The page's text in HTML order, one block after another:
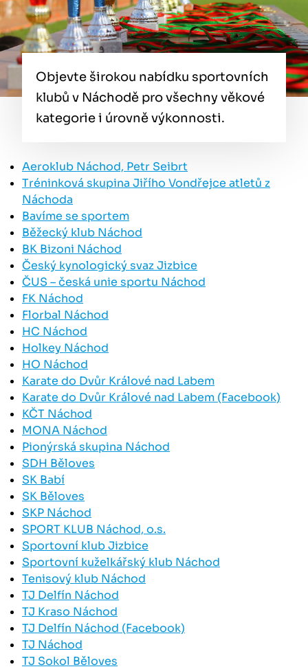
Objevte širokou nabídku sportovních
klubů v Náchodě pro všechny věkové
kategorie i úrovně výkonnosti.
Aeroklub Náchod, Petr Seibrt
Tréninková skupina Jiřího Vondřejce atletů z
Náchoda
Bavíme se sportem
Běžecký klub Náchod
BK Bizoni Náchod
Český kynologický svaz Jizbice
ČUS – česká unie sportu Náchod
FK Náchod
Florbal Náchod
HC Náchod
Holkey Náchod
HO Náchod
Karate do Dvůr Králové nad Labem
Karate do Dvůr Králové nad Labem (Facebook)
KČT Náchod
MONA Náchod
Pionýrská skupina Náchod
SDH Běloves
SK Babí
SK Běloves
SKP Náchod
SPORT KLUB Náchod, o.s.
Sportovní klub Jizbice
Sportovní kuželkářský klub Náchod
Tenisový klub Náchod
TJ Delfín Náchod
TJ Kraso Náchod
TJ Delfín Náchod (Facebook)
TJ Náchod
TJ Sokol Běloves